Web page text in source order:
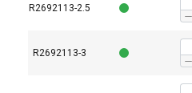
R2692113-2.5
R2692113-3